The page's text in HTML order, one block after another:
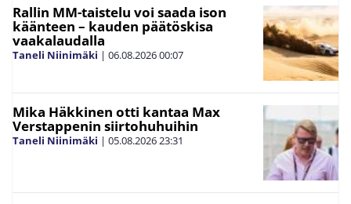
Rallin MM-taistelu voi saada ison
käänteen – kauden päätöskisa
vaakalaudalla
Taneli Niinimäki | 06.08.202600:07
Mika Häkkinen otti kantaa Max
Verstappenin siirtohuhuihin
Taneli Niinimäki | 05.08.202623:31